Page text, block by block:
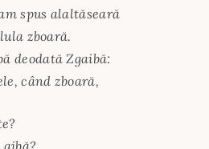
spus alaltăseară
zboară.
deodată Zgaibă:
când zboară,